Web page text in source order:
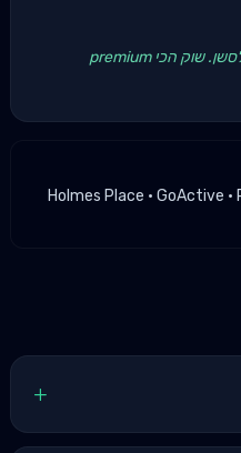
ברמה"ש, מאמן עם פרופיל בינלאומי (השתלמויות בחו"ל, certifications מ-NSCA/CSCS) - יכול לחייב 500+ ש"ח לסשן. שוק הכי premium
Holmes Place · GoActive
+